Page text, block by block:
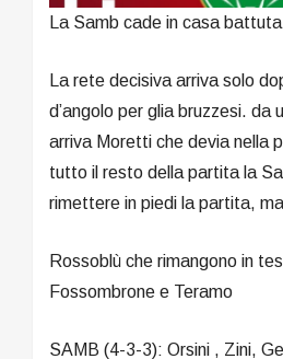
La Samb cade in casa
La rete decisiva arriva solo
d’angolo per glia bruzzesi. da
arriva Moretti che devia nella
tutto il resto della partita la
rimettere in piedi la partita,
Rossoblù che rimangono in
Fossombrone e Teramo
SAMB (4-3-3): Orsini , Zini,